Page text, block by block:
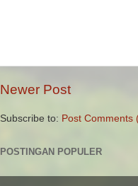
Newer Post
Subscribe to: Post Comments
POSTINGAN POPULER